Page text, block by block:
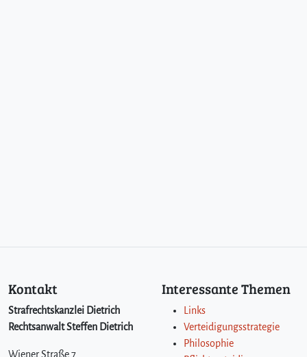
Kontakt
Strafrechtskanzlei Dietrich
Rechtsanwalt Steffen Dietrich
Wiener Straße 7
Interessante Themen
Links
Verteidigungsstrategie
Philosophie